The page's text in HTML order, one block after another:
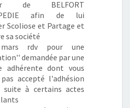
de BELFORT
afin de lui
Scoliose et Partage et
sa société
rdv pour une
demandée par une
adhérente dont vous
accepté l'adhésion
suite à certains actes